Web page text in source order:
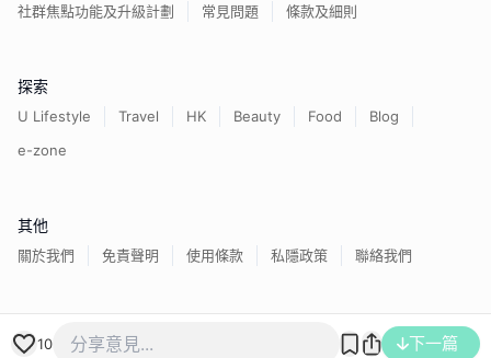
10 下一篇
社群焦點功能及升級計劃
常見問題 條款及細則
探索
U Lifestyle Travel HK Beauty Food
Blog
e-zone
其他
關於我們 免責聲明 使用條款 私隱政策 聯絡我們
香港經濟日報版權所有©